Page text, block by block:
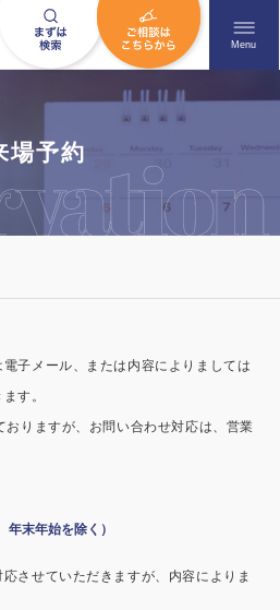
メニュ
Menu
わせはこちら
AM 9:00〜PM6:00
場予約
子メール、または内容によりましては
す。
りますが、お問い合わせ対応は、営業
年末年始を除く）
させていただきますが、内容によりま